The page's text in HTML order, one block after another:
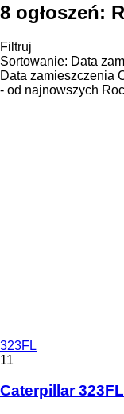
8 ogłoszeń:
Filtruj
Sortowanie: Data
Data zamieszczenia
- od najnowszych
323FL
11
Caterpillar 323FL